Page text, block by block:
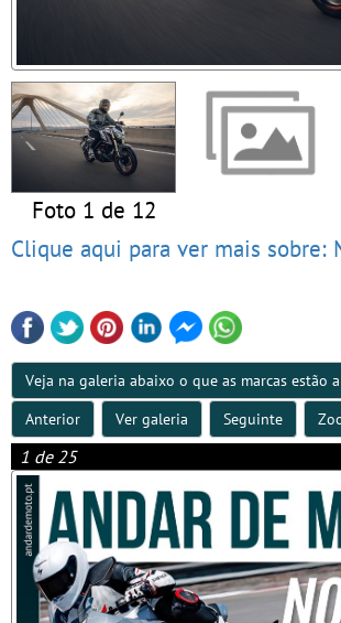
Foto 1 de 12
Clique aqui para ver mais sobre:
Veja na galeria abaixo o que as marcas estão
Anterior
Ver galeria Seguinte
1 de 25